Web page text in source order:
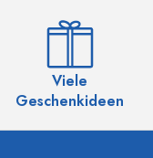
Viele
Geschenkideen